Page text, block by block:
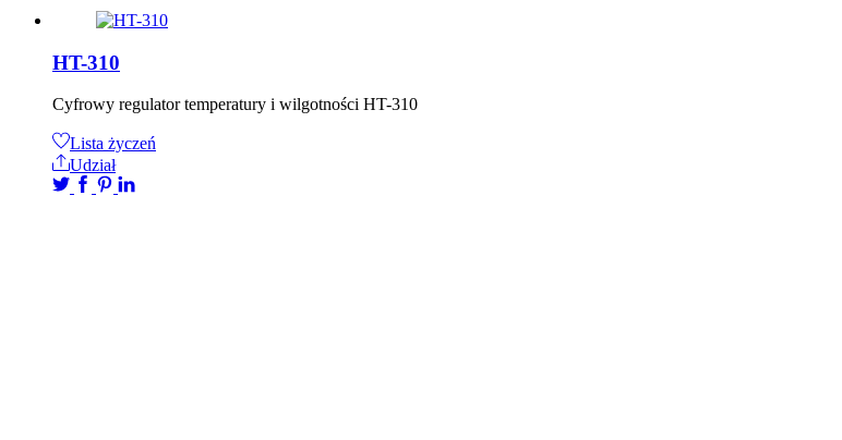
HT-310
Cyfrowy regulator temperatury i wilgotności HT-310
Lista życzeń
Udział